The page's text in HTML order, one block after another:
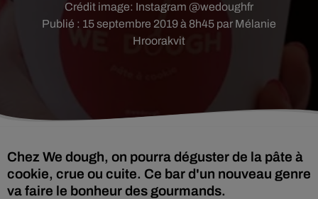
Publié : 15 septembre 2019 à 8h45 par Mélanie
Hroorakvit
Crédit image: Instagram @wedoughfr
Chez We dough, on pourra déguster de la pâte à
cookie, crue ou cuite. Ce bar d'un nouveau genre
va faire le bonheur des gourmands.